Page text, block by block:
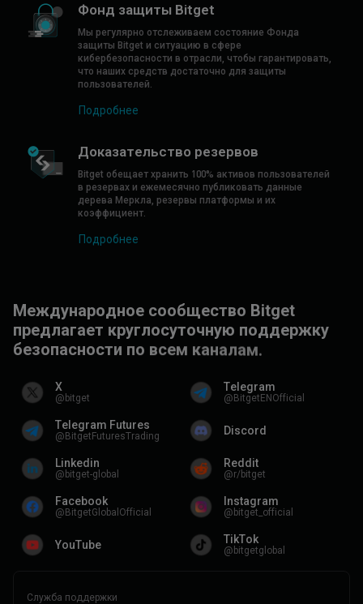
Фонд защиты Bitget
Мы регулярно отслеживаем состояние Фонда
защиты Bitget и ситуацию в сфере
кибербезопасности в отрасли, чтобы гарантировать,
что наших средств достаточно для защиты
пользователей.
Подробнее
Доказательство резервов
Bitget обещает хранить 100% активов пользователей
в резервах и ежемесячно публиковать данные
дерева Меркла, резервы платформы и их
коэффициент.
Подробнее
Международное сообщество Bitget
предлагает круглосуточную поддержку
безопасности по всем каналам.
X
@bitget
Telegram
@BitgetENOfficial
Telegram Futures
@BitgetFuturesTrading Discord
Linkedin
@bitget-global
Reddit
@r/bitget
Facebook
@BitgetGlobalOfficial
Instagram
@bitget_official
YouTube TikTok
@bitgetglobal
Служба поддержки